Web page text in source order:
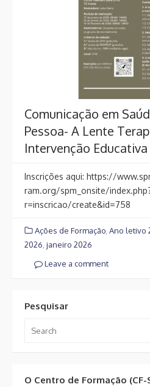
Comunicação em
Pessoa- A Lente
Intervenção Educativa
Inscrições aqui: https://
ram.org/spm_onsite/
r=inscricao/create&id=758
Ações de Formação Ano letivo
2026, janeiro 2026
Leave a comment
Pesquisar
for:
O Centro de Formação (CF-